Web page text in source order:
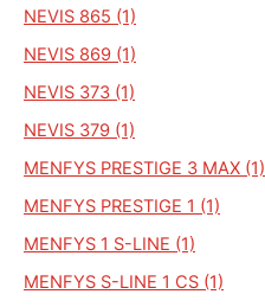
NEVIS 865 (1)
NEVIS 869 (1)
NEVIS 373 (1)
NEVIS 379 (1)
MENFYS PRESTIGE 3 MAX (1)
MENFYS PRESTIGE 1 (1)
MENFYS 1 S-LINE (1)
MENFYS S-LINE 1 CS (1)